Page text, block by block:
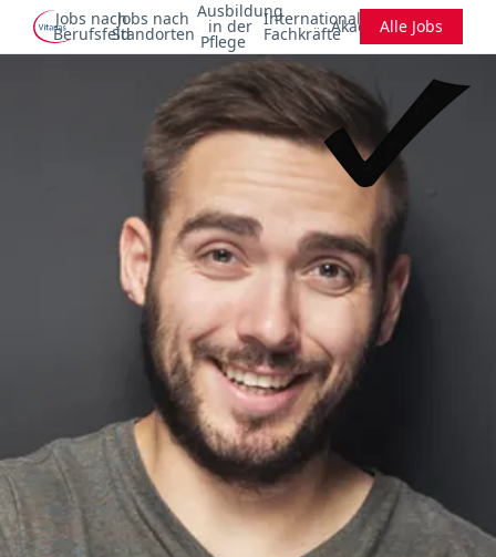
Jobs nach
Berufsfeld
Jobs nach
Standorten
Ausbildung
in der
Pflege
Internationale
FachkräfteAkademieAlle Jobs